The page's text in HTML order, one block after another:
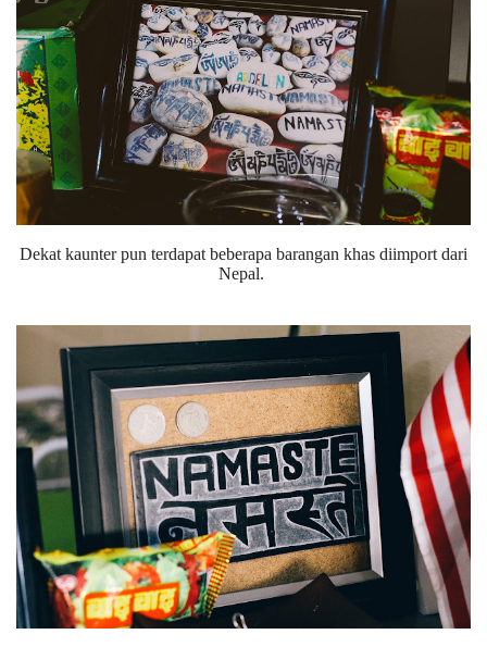
Dekat kaunter pun terdapat beberapa barangan khas diimport dari
Nepal.